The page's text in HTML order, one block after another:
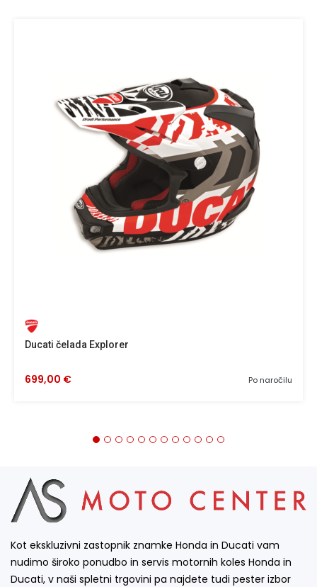
Ducati čelada Explorer
Po naročilu
699,00 €
Kot ekskluzivni zastopnik znamke Honda in Ducati vam
nudimo široko ponudbo in servis motornih koles Honda in
Ducati, v naši spletni trgovini pa najdete tudi pester izbor